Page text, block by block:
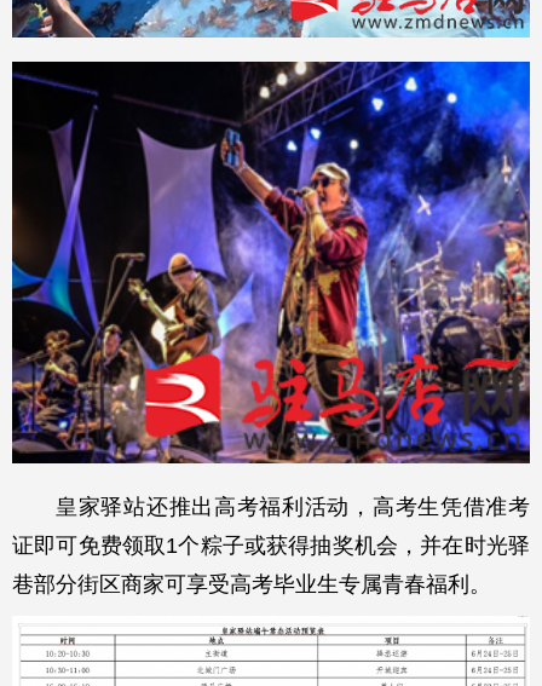
皇家驿站还推出高考福利活动，高考生凭借准考
证即可免费领取1个粽子或获得抽奖机会，并在时光驿
巷部分街区商家可享受高考毕业生专属青春福利。